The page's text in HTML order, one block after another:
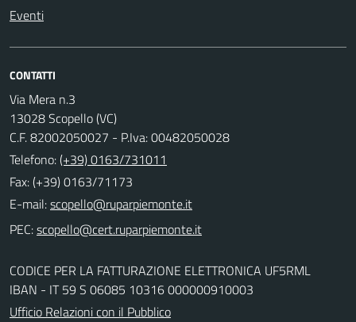
Eventi
CONTATTI
Via Mera n.3
13028 Scopello (VC)
C.F. 82002050027 - P.Iva: 00482050028
Telefono:(+39) 0163/731011
Fax: (+39) 0163/71173
E-mail:
PEC:
CODICE PER LA FATTURAZIONE ELETTRONICA UF5RML
IBAN - IT 59 S 06085 10316 000000910003
Ufficio Relazioni con il Pubblico